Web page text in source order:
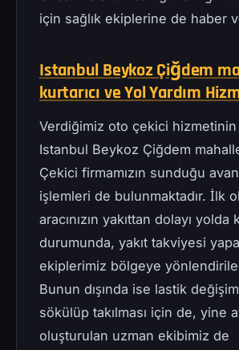
için sağlık ekiplerine de haber
Istanbul Beykoz Çiğdem
kurtarıcı ve Yol Yardım
Verdiğimiz oto çekici hizmetinin
Istanbul Beykoz Çiğdem
Çekici firmamızın sunduğu
işlemleri de bulunmaktadır. İlk
aracınızın yakıttan dolayı yolda
durumunda, yakıt takviyesi
ekiplerimiz bölgeye
Bunun dışında ise lastik
sökülüp takılması için de, yine
oluşturulan uzman ekibimiz de